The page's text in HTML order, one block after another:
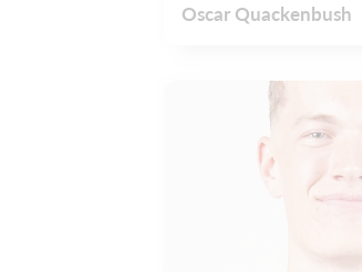
Oscar Quackenbush